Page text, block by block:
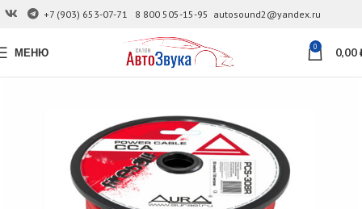
+7 (903) 653-07-71 8 800 505-15-95 autosound2@yandex.ru
МЕНЮ 0 0,00